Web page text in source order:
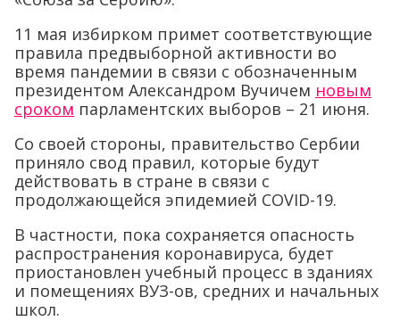
11 мая избирком примет соответствующие
правила предвыборной активности во
время пандемии в связи с обозначенным
президентом Александром Вучичем новым
сроком парламентских выборов – 21 июня.
Со своей стороны, правительство Сербии
приняло свод правил, которые будут
действовать в стране в связи с
продолжающейся эпидемией COVID-19.
В частности, пока сохраняется опасность
распространения коронавируса, будет
приостановлен учебный процесс в зданиях
и помещениях ВУЗ-ов, средних и начальных
школ.